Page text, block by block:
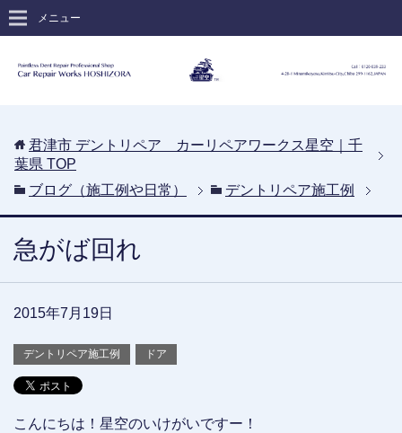
メニュー
君津市 デントリペア カーリペアワークス星空｜千
葉県 TOP
ブログ（施工例や日常）
デントリペア施工例
急がば回れ
2015年7月19日
デントリペア施工例 ドア
こんにちは！星空のいけがいですー！